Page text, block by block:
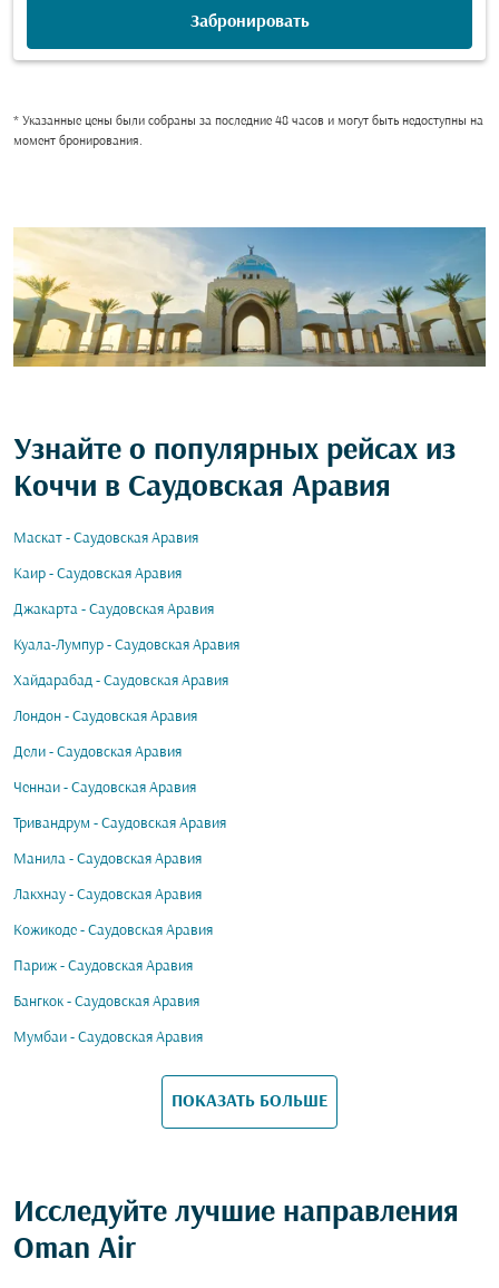
Забронировать
* Указанные цены были собраны за последние 48 часов и могут быть недоступны на
момент бронирования.
Узнайте о популярных рейсах из
Коччи в Саудовская Аравия
Маскат - Саудовская Аравия
Каир - Саудовская Аравия
Джакарта - Саудовская Аравия
Куала-Лумпур - Саудовская Аравия
Хайдарабад - Саудовская Аравия
Лондон - Саудовская Аравия
Дели - Саудовская Аравия
Ченнаи - Саудовская Аравия
Тривандрум - Саудовская Аравия
Манила - Саудовская Аравия
Лакхнау - Саудовская Аравия
Кожикоде - Саудовская Аравия
Париж - Саудовская Аравия
Бангкок - Саудовская Аравия
Мумбаи - Саудовская Аравия
ПОКАЗАТЬ БОЛЬШЕ
Исследуйте лучшие направления
Oman Air